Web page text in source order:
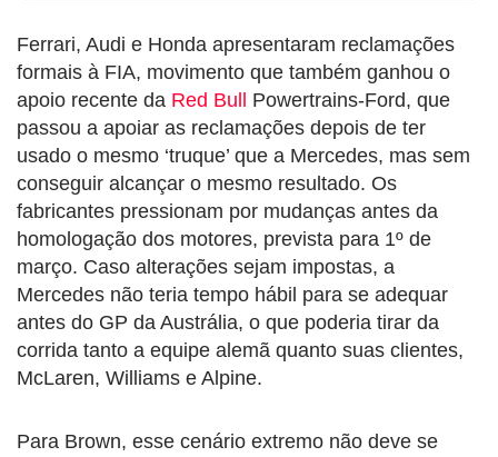
Ferrari, Audi e Honda apresentaram reclamações
formais à FIA, movimento que também ganhou o
apoio recente da Red Bull
Powertrains-Ford, que
passou a apoiar as reclamações depois de ter
usado o mesmo ‘truque’ que a Mercedes, mas sem
conseguir alcançar o mesmo resultado. Os
fabricantes pressionam por mudanças antes da
homologação dos motores, prevista para 1º de
março. Caso alterações sejam impostas, a
Mercedes não teria tempo hábil para se adequar
antes do GP da Austrália, o que poderia tirar da
corrida tanto a equipe alemã quanto suas clientes,
McLaren, Williams e Alpine.
Para Brown, esse cenário extremo não deve se